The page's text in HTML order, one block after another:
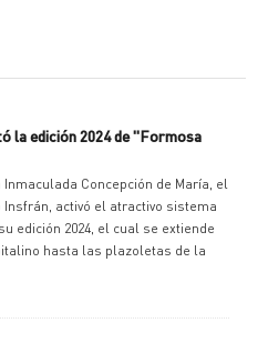
la edición 2024 de "Formosa
Concepción de María, el
activó el atractivo sistema
edición 2024, el cual se extiende
hasta las plazoletas de la